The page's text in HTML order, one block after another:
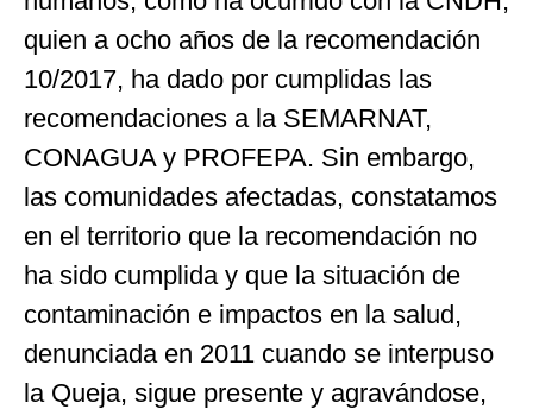
quien a ocho años de la recomendación
10/2017, ha dado por cumplidas las
recomendaciones a la SEMARNAT,
CONAGUA y PROFEPA. Sin embargo,
las comunidades afectadas, constatamos
en el territorio que la recomendación no
ha sido cumplida y que la situación de
contaminación e impactos en la salud,
denunciada en 2011 cuando se interpuso
la Queja, sigue presente y agravándose,